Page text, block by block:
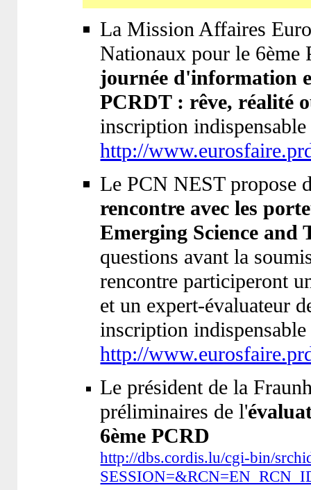
La Mission Affaires
Nationaux pour le
journée d'information
PCRDT : rêve, réalité
inscription indispensable
http://
Le PCN NEST propose
rencontre avec les
Emerging Science and
questions avant la
rencontre participeront
et un expert-évaluateur
inscription indispensable
http://
Le président de la
préliminaires de l'
6ème PCRD
http://dbs.cordis.lu/cgi-bin/